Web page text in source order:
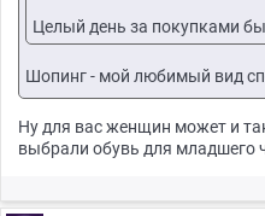
Целый день за покупками
Шопинг - мой любимый вид
Ну для вас женщин может и
выбрали обувь для младшего